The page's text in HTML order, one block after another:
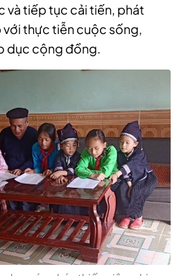
và tiếp tục cải tiến, phát
thực tiễn cuộc sống,
dục cộng đồng.